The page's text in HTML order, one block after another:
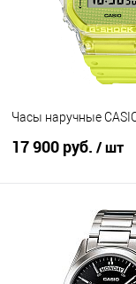
Часы наручные
17 900 руб. / шт
В
Купить в 1 клик